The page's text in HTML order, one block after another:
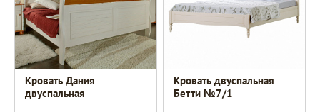
Кровать Дания
двуспальная
Кровать двуспальная
Бетти №7/1